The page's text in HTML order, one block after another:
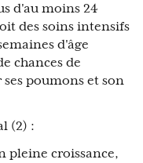
d'au moins 24
des soins intensifs
d'âge
chances de
poumons et son
(2) :
pleine croissance,